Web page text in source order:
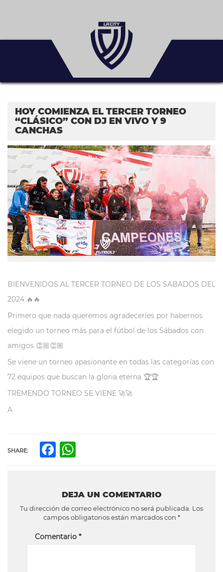
HOY COMIENZA EL TERCER TORNEO
“CLÁSICO” CON DJ EN VIVO Y 9
CANCHAS
BIENVENIDOS AL TERCER TORNEO DE LOS SABADOS DEL
2024 🔥🔥
Primero que nada queremos agradecerles por habernos
elegido un torneo más para el fútbol de los Sábados con
amigos 👏🏼👏🏼
Se viene un torneo apasionante en todas las categorías con
72 equipos que buscan la gloria eterna 🏆🏆
TREMENDO TORNEO SE VIENE 🚀🚀
A
SHARE: Facebook
DEJA UN COMENTARIO
Tu dirección de correo electrónico no será publicada. Los
campos obligatorios están marcados con *
Comentario *